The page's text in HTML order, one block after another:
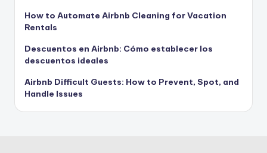
How to Automate Airbnb Cleaning for Vacation
Rentals
Descuentos en Airbnb: Cómo establecer los
descuentos ideales
Airbnb Difficult Guests: How to Prevent, Spot, and
Handle Issues